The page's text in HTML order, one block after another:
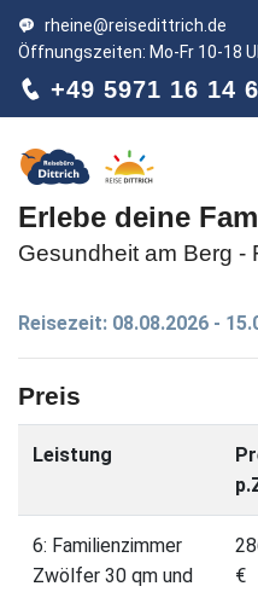
rheine@reisedittrich.de
Öffnungszeiten: Mo-Fr 10-18
+49 5971 16 14
Erlebe deine
Gesundheit am Berg -
Reisezeit: 08.08.2026 -
Preis
Leistung
6: Familienzimmer
Zwölfer 30 qm und
€